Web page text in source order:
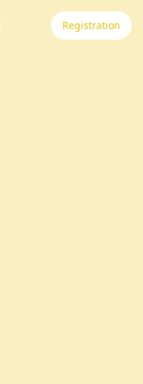
Registration